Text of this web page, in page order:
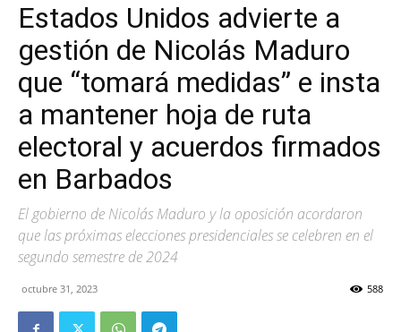
Estados Unidos advierte a
gestión de Nicolás Maduro
que “tomará medidas” e insta
a mantener hoja de ruta
electoral y acuerdos firmados
en Barbados
El gobierno de Nicolás Maduro y la oposición acordaron
que las próximas elecciones presidenciales se celebren en el
segundo semestre de 2024
octubre 31, 2023 588